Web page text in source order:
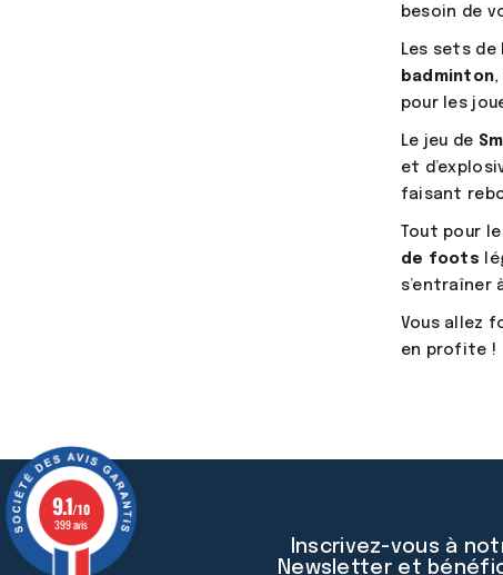
besoin de
Les sets de
badminton,
pour les
Le jeu de
et
faisant
Tout pour
de foots
s’entraîner
Vous allez
en profite !
Inscrivez-vous à
Newsletter et
9.1/10
399 avis